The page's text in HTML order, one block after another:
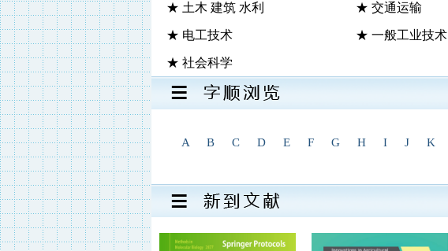
★ 土木 建筑 水利 ★ 交通运输
★ 电工技术 ★ 一般工业技术
★ 社会科学
A B C D E F G H I J K